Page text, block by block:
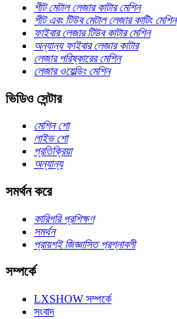
শীট মেটাল লেজার কাটার মেশিন
শীট এবং টিউব মেটাল লেজার কাটিং মেশিন
ফাইবার লেজার টিউব কাটার মেশিন
অন্যান্য ফাইবার লেজার কাটার
লেজার পরিষ্কারের মেশিন
লেজার ওয়েল্ডিং মেশিন
ভিডিও সেন্টার
মেশিন শো
লাইভ শো
প্রতিক্রিয়া
অন্যান্য
সমর্থন করে
কারিগরি প্রশিক্ষণ
সমর্থন
প্রায়শই জিজ্ঞাসিত প্রশ্নাবলী
সম্পর্কে
LXSHOW সম্পর্কে
সংবাদ